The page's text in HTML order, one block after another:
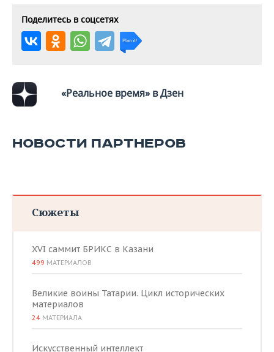
Поделитесь в соцсетях
«Реальное время» в Дзен
НОВОСТИ ПАРТНЕРОВ
Сюжеты
XVI саммит БРИКС в Казани
499 МАТЕРИАЛОВ
Великие воины Татарии. Цикл исторических
материалов
24 МАТЕРИАЛА
Искусственный интеллект